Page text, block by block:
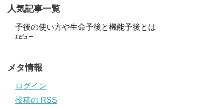
人気記事一覧
予後の使い方や生命予後と機能予後とは
1ビュー
メタ情報
ログイン
投稿の RSS